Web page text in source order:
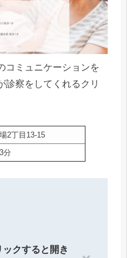
コミュニケーションを
診察をしてくれるクリ
2丁目13-15
分
クすると開き